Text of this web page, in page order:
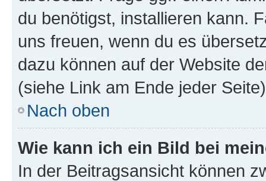
du benötigst, installieren kann.
uns freuen, wenn du es
dazu können auf der Website
(siehe Link am Ende jeder
Nach oben
Wie kann ich ein Bild bei
In der Beitragsansicht können